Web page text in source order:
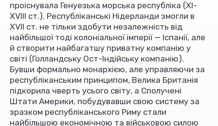
проіснувала Генуезька морська республіка (XI-
XVIII ст.). Республіканські Нідерланди змогли в
XVII ст. не тільки здобути незалежність від
найбільшої тоді колоніальної імперії — Іспанії, але
й створити найбагатшу приватну компанію у
світі (Голландську Ост-Індійську компанію).
Бувши формально монархією, але управляючи за
республіканським принципом, Велика Британія
підкорила чверть усього світу, а Сполучені
Штати Америки, побудувавши свою систему за
зразком республіканського Риму стали
найбільшою економічною та військовою силою